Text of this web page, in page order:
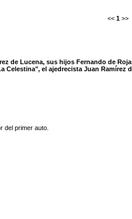
<< 1 >>
de Lucena, sus hijos Fernando de
el ajedrecista Juan Ramírez
del primer auto.